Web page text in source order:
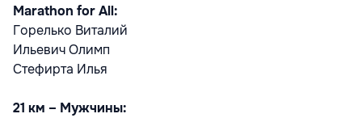
Marathon for All:
Горелько Виталий
Ильевич Олимп
Стефирта Илья
21 км – Мужчины: